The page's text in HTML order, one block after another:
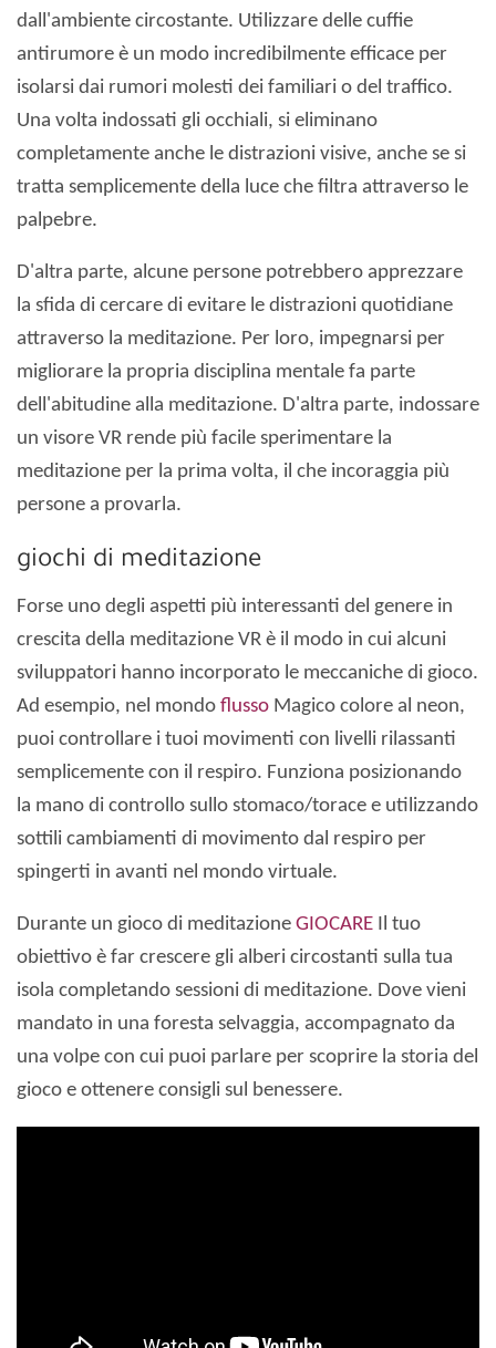
dall'ambiente circostante. Utilizzare delle cuffie
antirumore è un modo incredibilmente efficace per
isolarsi dai rumori molesti dei familiari o del traffico.
Una volta indossati gli occhiali, si eliminano
completamente anche le distrazioni visive, anche se si
tratta semplicemente della luce che filtra attraverso le
palpebre.
D'altra parte, alcune persone potrebbero apprezzare
la sfida di cercare di evitare le distrazioni quotidiane
attraverso la meditazione. Per loro, impegnarsi per
migliorare la propria disciplina mentale fa parte
dell'abitudine alla meditazione. D'altra parte, indossare
un visore VR rende più facile sperimentare la
meditazione per la prima volta, il che incoraggia più
persone a provarla.
giochi di meditazione
Forse uno degli aspetti più interessanti del genere in
crescita della meditazione VR è il modo in cui alcuni
sviluppatori hanno incorporato le meccaniche di gioco.
Ad esempio, nel mondo flusso Magico colore al neon,
puoi controllare i tuoi movimenti con livelli rilassanti
semplicemente con il respiro. Funziona posizionando
la mano di controllo sullo stomaco/torace e utilizzando
sottili cambiamenti di movimento dal respiro per
spingerti in avanti nel mondo virtuale.
Durante un gioco di meditazione GIOCARE Il tuo
obiettivo è far crescere gli alberi circostanti sulla tua
isola completando sessioni di meditazione. Dove vieni
mandato in una foresta selvaggia, accompagnato da
una volpe con cui puoi parlare per scoprire la storia del
gioco e ottenere consigli sul benessere.